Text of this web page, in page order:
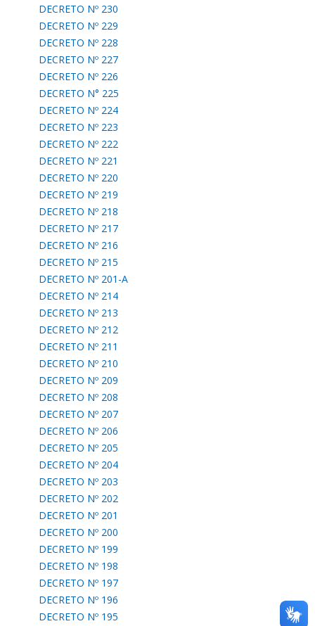
DECRETO Nº 230
DECRETO Nº 229
DECRETO Nº 228
DECRETO Nº 227
DECRETO Nº 226
DECRETO N° 225
DECRETO Nº 224
DECRETO Nº 223
DECRETO Nº 222
DECRETO Nº 221
DECRETO Nº 220
DECRETO Nº 219
DECRETO Nº 218
DECRETO Nº 217
DECRETO Nº 216
DECRETO Nº 215
DECRETO Nº 201-A
DECRETO Nº 214
DECRETO Nº 213
DECRETO Nº 212
DECRETO Nº 211
DECRETO Nº 210
DECRETO Nº 209
DECRETO Nº 208
DECRETO Nº 207
DECRETO Nº 206
DECRETO Nº 205
DECRETO Nº 204
DECRETO Nº 203
DECRETO Nº 202
DECRETO Nº 201
DECRETO Nº 200
DECRETO Nº 199
DECRETO Nº 198
DECRETO Nº 197
DECRETO Nº 196
DECRETO Nº 195